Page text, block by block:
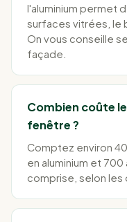
l'aluminium permet
surfaces vitrées, le
On vous conseille
façade.
Combien coûte
fenêtre ?
Comptez environ
en aluminium et
comprise, selon les